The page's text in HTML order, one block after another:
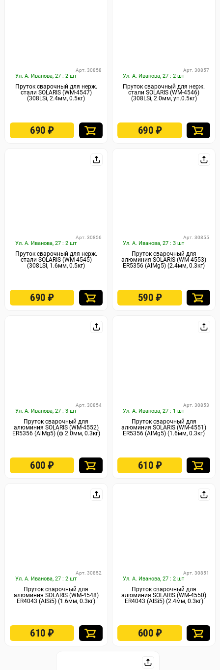
Ул. А. Иванова, 27 : 2 шт
Арт. 30858
Пруток сварочный для нерж.
стали SOLARIS (WM-4547)
(308LSi, 2.4мм, 0.5кг)
690₽
Ул. А. Иванова, 27 : 2 шт
Арт. 30857
Пруток сварочный для нерж.
стали SOLARIS (WM-4546)
(308LSi, 2.0мм, уп.0.5кг)
690 ₽
Ул. А. Иванова, 27 : 2 шт
Арт. 30856
Пруток сварочный для нерж.
стали SOLARIS (WM-4545)
(308LSi, 1.6мм, 0.5кг)
690₽
Ул. А. Иванова, 27 : 3 шт
Арт. 30855
Пруток сварочный для
алюминия SOLARIS (WM-4553)
ER5356 (AlMg5) (2.4мм, 0.3кг)
590 ₽
Ул. А. Иванова, 27 : 3 шт
Арт. 30854
Пруток сварочный для
алюминия SOLARIS (WM-4552)
ER5356 (AlMg5) (ф 2.0мм, 0.3кг)
600₽
Ул. А. Иванова, 27 : 1 шт
Арт. 30853
Пруток сварочный для
алюминия SOLARIS (WM-4551)
ER5356 (AlMg5) (1.6мм, 0.3кг)
610 ₽
Ул. А. Иванова, 27 : 2 шт
Арт. 30852
Пруток сварочный для
алюминия SOLARIS (WM-4548)
ER4043 (AlSi5) (1.6мм, 0.3кг)
610₽
Ул. А. Иванова, 27 : 2 шт
Арт. 30851
Пруток сварочный для
алюминия SOLARIS (WM-4550)
ER4043 (AlSi5) (2.4мм, 0.3кг)
600 ₽